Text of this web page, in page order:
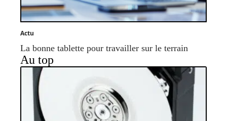
Actu
La bonne tablette pour travailler sur le terrain
Au top